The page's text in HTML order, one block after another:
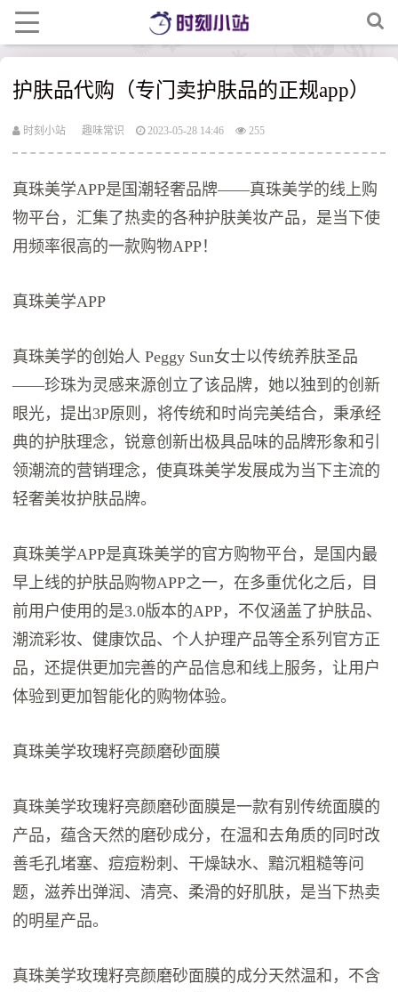
护肤品代购（专门卖护肤品的正规app）
时刻小站 趣味常识 2023-05-28 14:46 255
真珠美学APP是国潮轻奢品牌——真珠美学的线上购
物平台，汇集了热卖的各种护肤美妆产品，是当下使
用频率很高的一款购物APP！
真珠美学APP
真珠美学的创始人 Peggy Sun女士以传统养肤圣品
——珍珠为灵感来源创立了该品牌，她以独到的创新
眼光，提出3P原则，将传统和时尚完美结合，秉承经
典的护肤理念，锐意创新出极具品味的品牌形象和引
领潮流的营销理念，使真珠美学发展成为当下主流的
轻奢美妆护肤品牌。
真珠美学APP是真珠美学的官方购物平台，是国内最
早上线的护肤品购物APP之一，在多重优化之后，目
前用户使用的是3.0版本的APP，不仅涵盖了护肤品、
潮流彩妆、健康饮品、个人护理产品等全系列官方正
品，还提供更加完善的产品信息和线上服务，让用户
体验到更加智能化的购物体验。
真珠美学玫瑰籽亮颜磨砂面膜
真珠美学玫瑰籽亮颜磨砂面膜是一款有别传统面膜的
产品，蕴含天然的磨砂成分，在温和去角质的同时改
善毛孔堵塞、痘痘粉刺、干燥缺水、黯沉粗糙等问
题，滋养出弹润、清亮、柔滑的好肌肤，是当下热卖
的明星产品。
真珠美学玫瑰籽亮颜磨砂面膜的成分天然温和，不含